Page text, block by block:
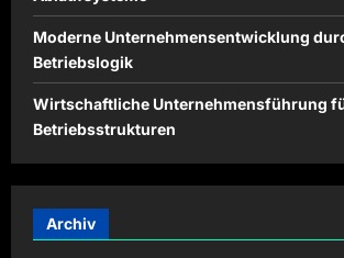
Moderne Unternehmensentwicklung
Betriebslogik
Wirtschaftliche Unternehmensführung
Betriebsstrukturen
Archiv